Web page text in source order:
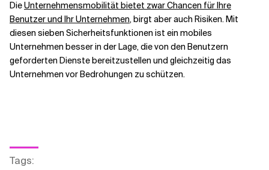
DieUnternehmensmobilität bietet zwar Chancen für Ihre
Benutzer und Ihr Unternehmen, birgt aber auch Risiken. Mit
diesen sieben Sicherheitsfunktionen ist ein mobiles
Unternehmen besser in der Lage, die von den Benutzern
geforderten Dienste bereitzustellen und gleichzeitig das
Unternehmen vor Bedrohungen zu schützen.
Tags: